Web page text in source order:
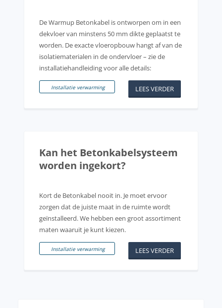
De Warmup Betonkabel is ontworpen om in een
dekvloer van minstens 50 mm dikte geplaatst te
worden. De exacte vloeropbouw hangt af van de
isolatiematerialen in de ondervloer – zie de
installatiehandleiding voor alle details:
LEES VERDER
Installatie verwarming
Kan het Betonkabelsysteem
worden ingekort?
Kort de Betonkabel nooit in. Je moet ervoor
zorgen dat de juiste maat in de ruimte wordt
geïnstalleerd. We hebben een groot assortiment
maten waaruit je kunt kiezen.
LEES VERDER
Installatie verwarming